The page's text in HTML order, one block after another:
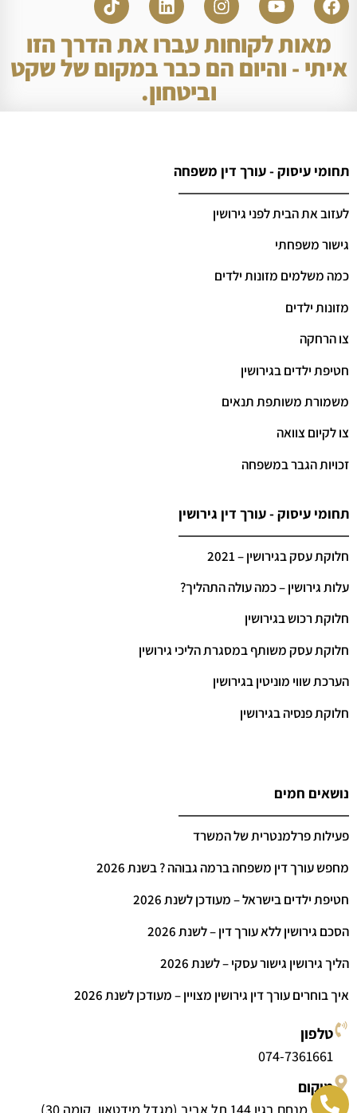
מאות לקוחות עברו את הדרך הזו
איתי - והיום הם כבר במקום של שקט
וביטחון.
תחומי עיסוק - עורך דין משפחה
לעזוב את הבית לפני גירושין
גישור משפחתי
כמה משלמים מזונות ילדים
מזונות ילדים
צו הרחקה
חטיפת ילדים בגירושין
משמורת משותפת תנאים
צו לקיום צוואה
זכויות הגבר במשפחה
תחומי עיסוק - עורך דין גירושין
חלוקת עסק בגירושין – 2021
עלות גירושין – כמה עולה התהליך?
חלוקת רכוש בגירושין
חלוקת עסק משותף במסגרת הליכי גירושין
הערכת שווי מוניטין בגירושין
חלוקת פנסיה בגירושין
נושאים חמים
פעילות פרלמנטרית של המשרד
מחפש עורך דין משפחה ברמה גבוהה ? בשנת 2026
חטיפת ילדים בישראל – מעודכן לשנת 2026
הסכם גירושין ללא עורך דין – לשנת 2026
הליך גירושין גישור עסקי – לשנת 2026
איך בוחרים עורך דין גירושין מצויין – מעודכן לשנת 2026
טלפון
074-7361661
מיקום